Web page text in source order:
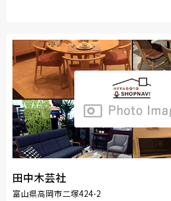
田中木芸社
富山県高岡市二塚424-2